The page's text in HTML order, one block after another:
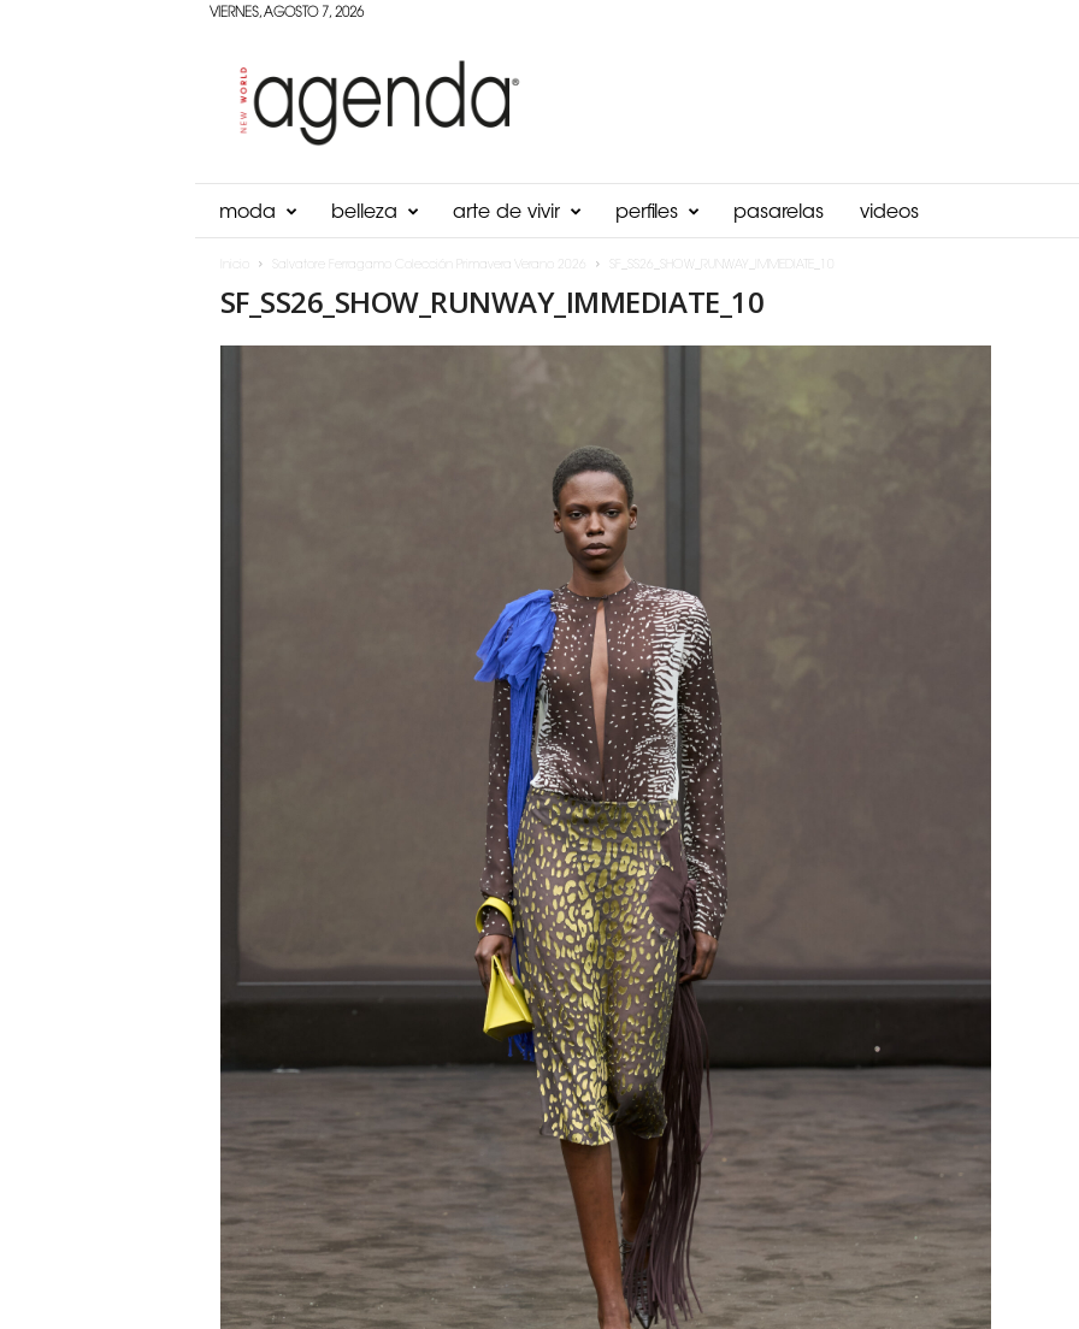
VIERNES, AGOSTO 7, 2026
Panama
moda belleza arte de vivir perfiles pasarelas videos
Salvatore Ferragamo Colección Primavera Verano 2026 SF_SS26_SHOW_RUNWAY_IMMEDIATE_10
SF_SS26_SHOW_RUNWAY_IMMEDIATE_10